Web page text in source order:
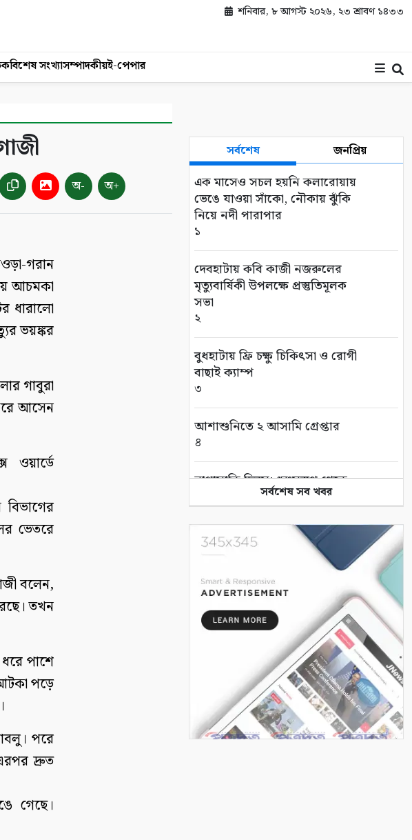
শনিবার, ৮ আগস্ট ২০২৬, ২৩ শ্রাবণ ১৪৩৩
বিশেষ সংখ্যাসম্পাদকীয়ই-পেপার
অ- অ+
গরান
আচমকা
ধারালো
ভয়ঙ্কর
গাবুরা
আসেন
ওয়ার্ডে
ভেতরে
বলেন,
তখন
পাশে
পড়ে
পরে
দ্রুত
গেছে।
সর্বশেষ জনপ্রিয়
এক মাসেও সচল হয়নি কলারোয়ায়
ভেঙে যাওয়া সাঁকো, নৌকায় ঝুঁকি
নিয়ে নদী পারাপার
১
দেবহাটায় কবি কাজী নজরুলের
মৃত্যুবার্ষিকী উপলক্ষে প্রস্তুতিমূলক
সভা
২
বুধহাটায় ফ্রি চক্ষু চিকিৎসা ও রোগী
বাছাই ক্যাম্প
৩
আশাশুনিতে ২ আসামি গ্রেপ্তার
৪
নাগাসাকি দিবস: ধ্বংসস্তূপ থেকে
শান্তির আলোকবর্তিকা
সাতক্ষীরা সীমান্তে বিজিবির
অভিযানে ভারতীয় ফাইটার মোরগ
আটক
৬
হরিহর নদীতে নিখোঁজের ৩ ঘন্টা পর
বৃদ্ধের মরদেহ উদ্ধার
নুরনগরে অপারেশনে রোগীর মৃত্যু,
ভুল চিকিৎসার অভিযোগ, ঘটনাস্থলে
পুলিশ
সর্বশেষ সব খবর